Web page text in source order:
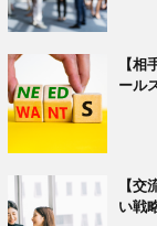
【
ール
【
い戦